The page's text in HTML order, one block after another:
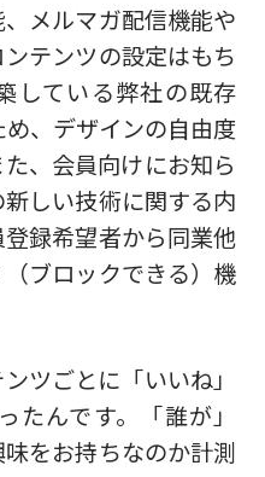
メルマガ配信機能や
テンツの設定はもち
している弊社の既存
、デザインの自由度
、会員向けにお知ら
しい技術に関する内
録希望者から同業他
ブロックできる）機
ツごとに「いいね」
たんです。「誰が」
味をお持ちなのか計測